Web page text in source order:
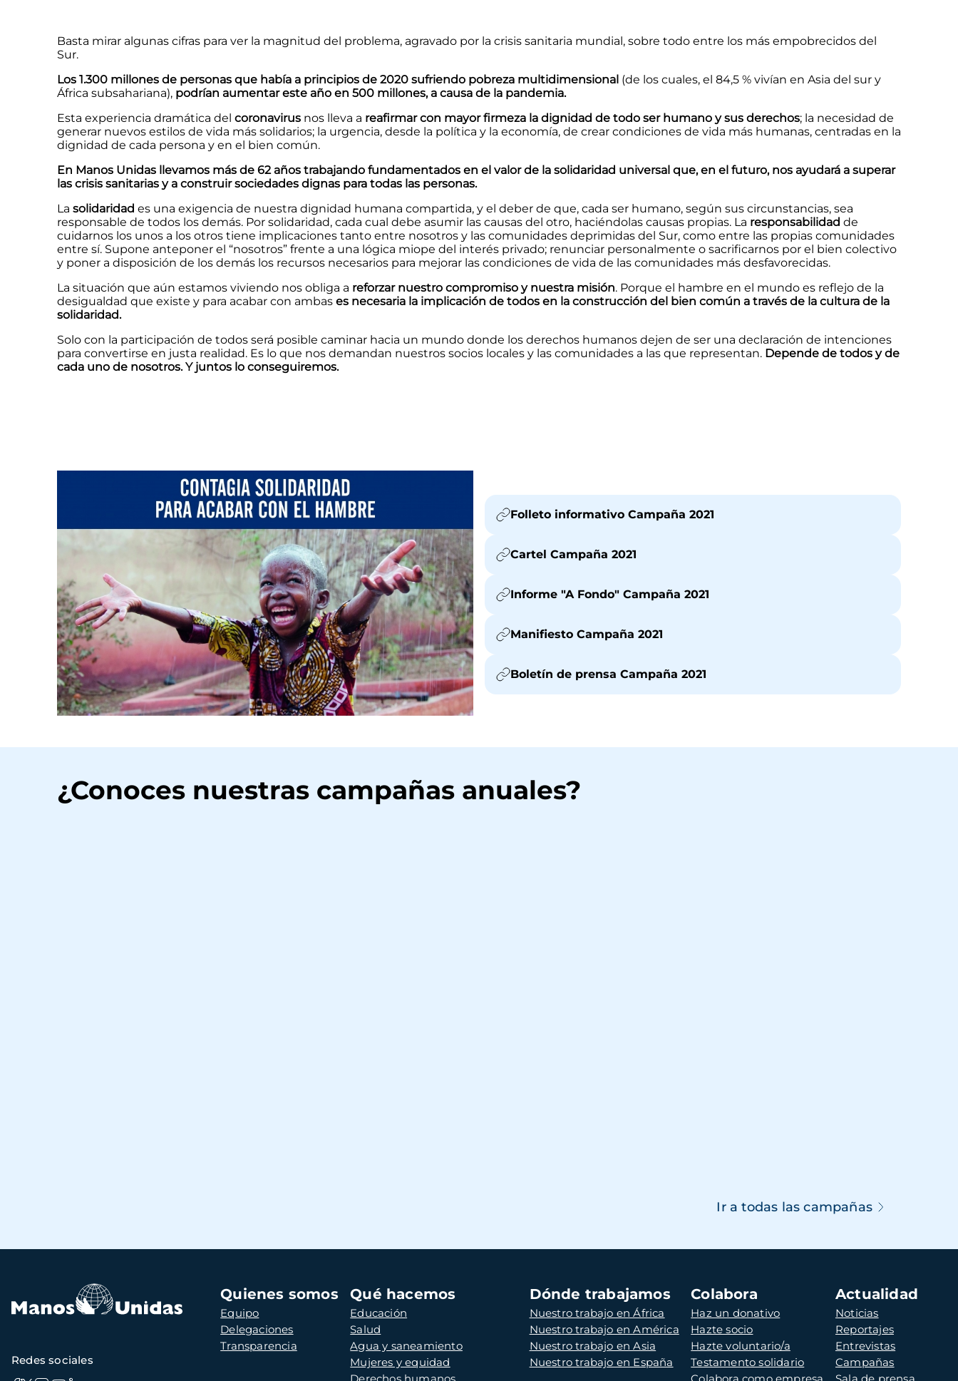
Basta mirar algunas cifras para ver la magnitud del problema, agravado por la crisis sanitaria mundial, sobre todo entre los más empobrecidos del
Sur.
Los 1.300 millones de personas que había a principios de 2020 sufriendo pobreza multidimensional (de los cuales, el 84,5 % vivían en Asia del sur y
África subsahariana), podrían aumentar este año en 500 millones, a causa de la pandemia.
Esta experiencia dramática del coronavirus nos lleva a reafirmar con mayor firmeza la dignidad de todo ser humano y sus derechos; la necesidad de
generar nuevos estilos de vida más solidarios; la urgencia, desde la política y la economía, de crear condiciones de vida más humanas, centradas en la
dignidad de cada persona y en el bien común.
En Manos Unidas llevamos más de 62 años trabajando fundamentados en el valor de la solidaridad universal que, en el futuro, nos ayudará a superar
las crisis sanitarias y a construir sociedades dignas para todas las personas.
La solidaridad es una exigencia de nuestra dignidad humana compartida, y el deber de que, cada ser humano, según sus circunstancias, sea
responsable de todos los demás. Por solidaridad, cada cual debe asumir las causas del otro, haciéndolas causas propias. La responsabilidad de
cuidarnos los unos a los otros tiene implicaciones tanto entre nosotros y las comunidades deprimidas del Sur, como entre las propias comunidades
entre sí. Supone anteponer el “nosotros” frente a una lógica miope del interés privado; renunciar personalmente o sacrificarnos por el bien colectivo
y poner a disposición de los demás los recursos necesarios para mejorar las condiciones de vida de las comunidades más desfavorecidas.
La situación que aún estamos viviendo nos obliga a reforzar nuestro compromiso y nuestra misión. Porque el hambre en el mundo es reflejo de la
desigualdad que existe y para acabar con ambas es necesaria la implicación de todos en la construcción del bien común a través de la cultura de la
solidaridad.
Solo con la participación de todos será posible caminar hacia un mundo donde los derechos humanos dejen de ser una declaración de intenciones
para convertirse en justa realidad. Es lo que nos demandan nuestros socios locales y las comunidades a las que representan. Depende de todos y de
cada uno de nosotros. Y juntos lo conseguiremos.
Folleto informativo Campaña 2021
Cartel Campaña 2021
Informe "A Fondo" Campaña 2021
Manifiesto Campaña 2021
Boletín de prensa Campaña 2021
¿Conoces nuestras campañas anuales?
Ir a todas las campañas
Navegación
principal
Quienes somos
Equipo
Delegaciones
Transparencia
Qué hacemos
Educación
Salud
Agua y saneamiento
Mujeres y equidad
Dónde trabajamos
Nuestro trabajo en África
Nuestro trabajo en América
Nuestro trabajo en Asia
Nuestro trabajo en España
Colabora
Haz un donativo
Hazte socio
Hazte voluntario/a
Testamento solidario
Actualidad
Noticias
Reportajes
Entrevistas
Campañas
Redes sociales